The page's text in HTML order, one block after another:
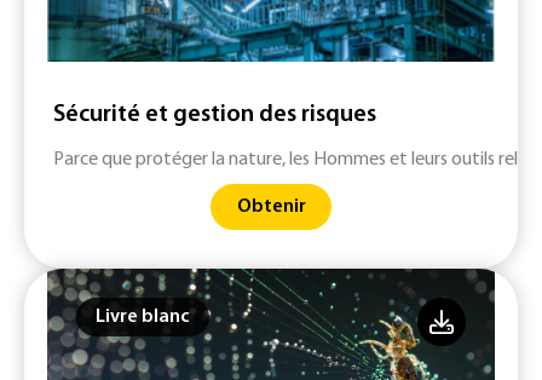
Sécurité et gestion des risques
Parce que protéger la nature, les Hommes et leurs outils
Obtenir
Livre blanc